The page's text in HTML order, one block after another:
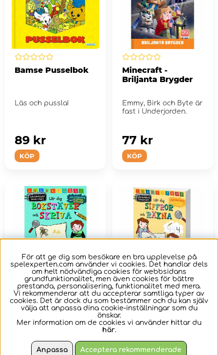
Bamse Pusselbok
Läs och pussla!
KÖP
89 kr
Minecraft -
Briljanta Brygder
Emmy, Birk och Byte är
fast i Underjorden.
KÖP
77 kr
LasseMajas
detektivbyrå lär
dig bokstäver och
skriva
Träna på bokstäverna
LasseMajas
detektivbyrå.
LasseMajas
detektivbyrå lär
dig siffror och
räkna
Lär dig siffrorna och
LasseMajas
detektivbyrå.
För att ge dig som besökare en bra upplevelse på
spelexperten.com använder vi cookies. Det handlar dels
om helt nödvändiga cookies för webbsidans
grundfunktionalitet, men även cookies för bättre
prestanda, personalisering, funktionalitet med mera.
Vi rekommenderar att du accepterar samtliga typer av
cookies. Det är dock du som bestämmer och du kan själv
välja att anpassa dina cookie-inställningar som du
önskar.
Mer information om de cookies vi använder hittar du
här.
Anpassa Acceptera rekommenderade